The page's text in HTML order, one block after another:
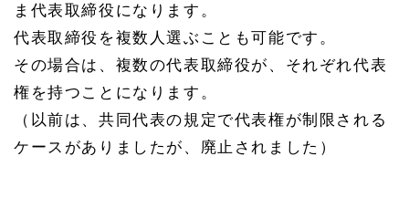
ま代表取締役になります。
代表取締役を複数人選ぶことも可能です。
その場合は、複数の代表取締役が、それぞれ代表
権を持つことになります。
（以前は、共同代表の規定で代表権が制限される
ケースがありましたが、廃止されました）